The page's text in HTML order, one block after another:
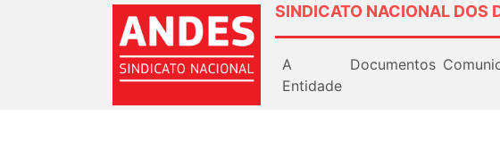
SINDICATO NACIONAL DOS
A
Entidade
Documentos